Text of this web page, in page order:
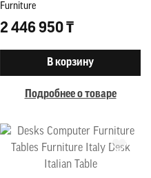
Furniture
2 446 950 ₸
В корзину
Подробнее о товаре